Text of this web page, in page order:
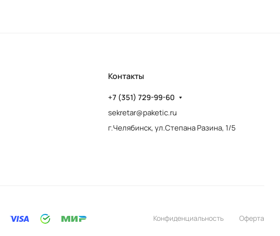
Контакты
+7 (351) 729-99-60
sekretar@paketic.ru
г.Челябинск, ул.Степана Разина, 1/5
Конфиденциальность Оферта